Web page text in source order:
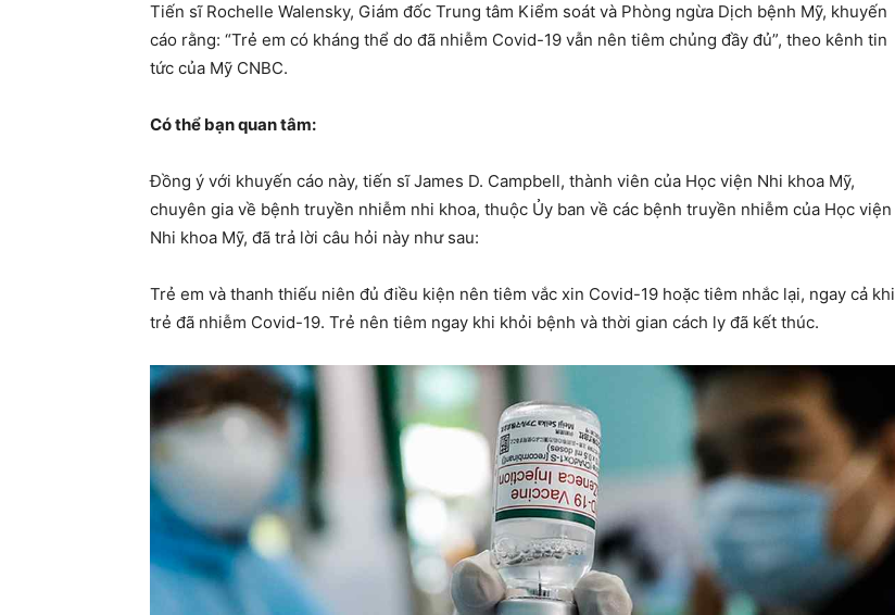
sẻ
quyết
đầu
Tiến sĩ Rochelle Walensky, Giám đốc Trung tâm Kiểm soát và Phòng ngừa Dịch bệnh Mỹ, khuyến
cáo rằng: “Trẻ em có kháng thể do đã nhiễm Covid-19 vẫn nên tiêm chủng đầy đủ”, theo kênh tin
tức của Mỹ CNBC.
Có thể bạn quan tâm:
Đồng ý với khuyến cáo này, tiến sĩ James D. Campbell, thành viên của Học viện Nhi khoa Mỹ,
chuyên gia về bệnh truyền nhiễm nhi khoa, thuộc Ủy ban về các bệnh truyền nhiễm của Học viện
Nhi khoa Mỹ, đã trả lời câu hỏi này như sau:
Trẻ em và thanh thiếu niên đủ điều kiện nên tiêm vắc xin Covid-19 hoặc tiêm nhắc lại, ngay cả khi
trẻ đã nhiễm Covid-19. Trẻ nên tiêm ngay khi khỏi bệnh và thời gian cách ly đã kết thúc.